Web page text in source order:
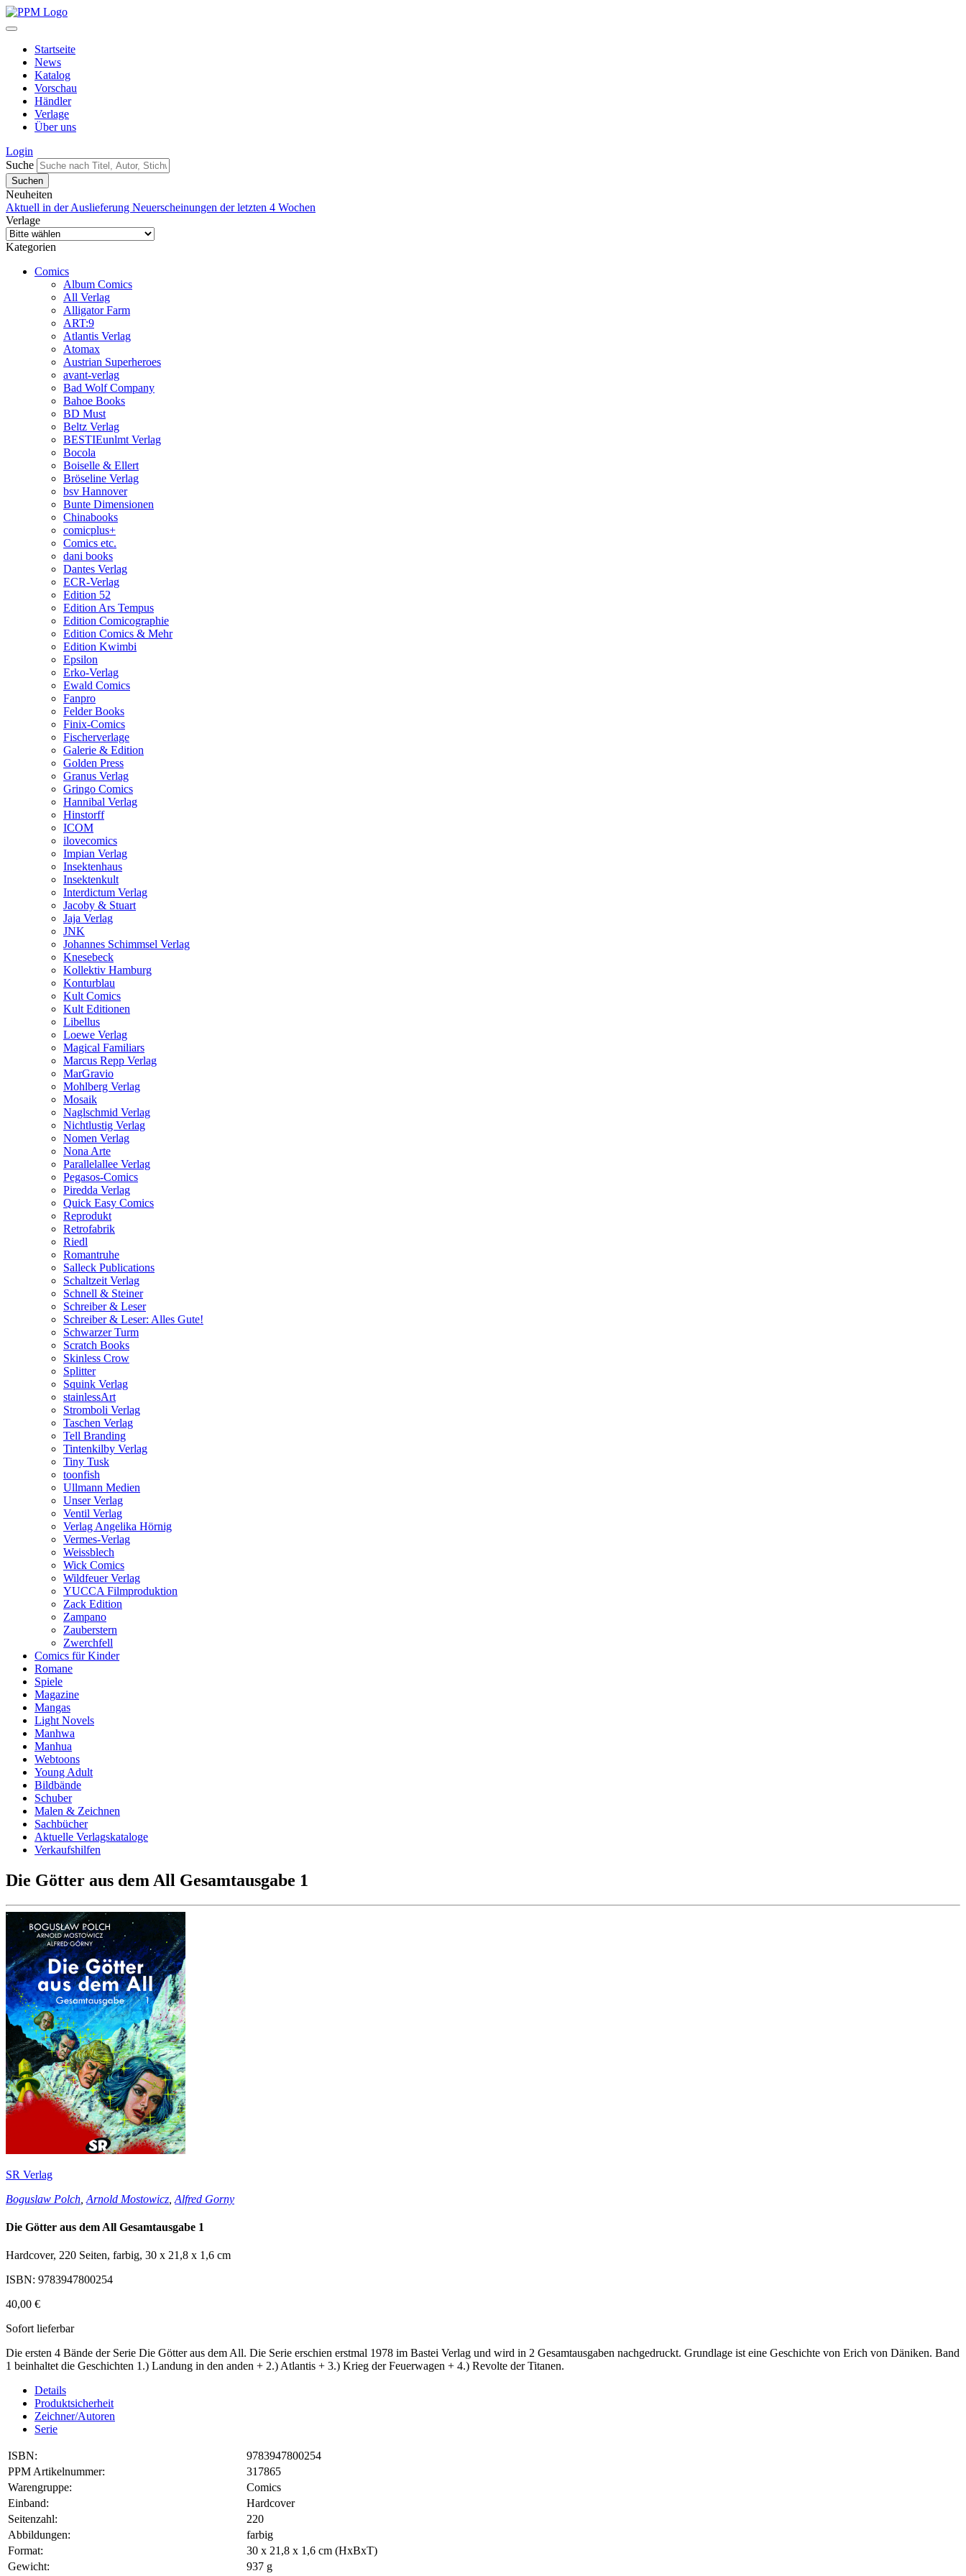
Startseite
News
Katalog
Vorschau
Händler
Verlage
Über uns
Login
Suche
Neuheiten
Aktuell in der Auslieferung Neuerscheinungen der letzten 4 Wochen
Verlage
Kategorien
Comics
Album Comics
All Verlag
Alligator Farm
ART:9
Atlantis Verlag
Atomax
Austrian Superheroes
avant-verlag
Bad Wolf Company
Bahoe Books
BD Must
Beltz Verlag
BESTIEunlmt Verlag
Bocola
Boiselle & Ellert
Bröseline Verlag
bsv Hannover
Bunte Dimensionen
Chinabooks
comicplus+
Comics etc.
dani books
Dantes Verlag
ECR-Verlag
Edition 52
Edition Ars Tempus
Edition Comicographie
Edition Comics & Mehr
Edition Kwimbi
Epsilon
Erko-Verlag
Ewald Comics
Fanpro
Felder Books
Finix-Comics
Fischerverlage
Galerie & Edition
Golden Press
Granus Verlag
Gringo Comics
Hannibal Verlag
Hinstorff
ICOM
ilovecomics
Impian Verlag
Insektenhaus
Insektenkult
Interdictum Verlag
Jacoby & Stuart
Jaja Verlag
JNK
Johannes Schimmsel Verlag
Knesebeck
Kollektiv Hamburg
Konturblau
Kult Comics
Kult Editionen
Libellus
Loewe Verlag
Magical Familiars
Marcus Repp Verlag
MarGravio
Mohlberg Verlag
Mosaik
Naglschmid Verlag
Nichtlustig Verlag
Nomen Verlag
Nona Arte
Parallelallee Verlag
Pegasos-Comics
Piredda Verlag
Quick Easy Comics
Reprodukt
Retrofabrik
Riedl
Romantruhe
Salleck Publications
Schaltzeit Verlag
Schnell & Steiner
Schreiber & Leser
Schreiber & Leser: Alles Gute!
Schwarzer Turm
Scratch Books
Skinless Crow
Splitter
Squink Verlag
stainlessArt
Stromboli Verlag
Taschen Verlag
Tell Branding
Tintenkilby Verlag
Tiny Tusk
toonfish
Ullmann Medien
Unser Verlag
Ventil Verlag
Verlag Angelika Hörnig
Vermes-Verlag
Weissblech
Wick Comics
Wildfeuer Verlag
YUCCA Filmproduktion
Zack Edition
Zampano
Zauberstern
Zwerchfell
Comics für Kinder
Romane
Spiele
Magazine
Mangas
Light Novels
Manhwa
Manhua
Webtoons
Young Adult
Bildbände
Schuber
Malen & Zeichnen
Sachbücher
Aktuelle Verlagskataloge
Verkaufshilfen
Die Götter aus dem All Gesamtausgabe 1
SR Verlag
Boguslaw Polch Arnold Mostowicz Alfred Gorny
Die Götter aus dem All Gesamtausgabe 1
Hardcover, 220 Seiten, farbig, 30 x 21,8 x 1,6 cm
ISBN: 9783947800254
40,00 €
Sofort lieferbar
Die ersten 4 Bände der Serie Die Götter aus dem All. Die Serie erschien erstmal 1978 im Bastei Verlag und wird in 2 Gesamtausgaben nachgedruckt. Grundlage ist eine Geschichte von Erich von Däniken. Band
1 beinhaltet die Geschichten 1.) Landung in den anden + 2.) Atlantis + 3.) Krieg der Feuerwagen + 4.) Revolte der Titanen.
Details
Produktsicherheit
Zeichner/Autoren
Serie
ISBN:
9783947800254
PPM Artikelnummer:
317865
Warengruppe:
Comics
Einband:
Hardcover
Seitenzahl:
220
Abbildungen:
farbig
Format:
30 x 21,8 x 1,6 cm (HxBxT)
Gewicht:
937 g